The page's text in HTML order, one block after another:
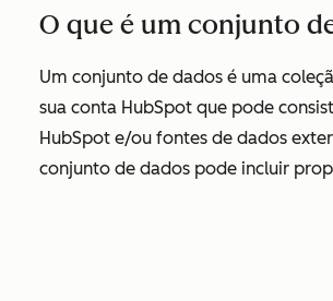
O que é um conjunto
Um conjunto de dados é uma
sua conta HubSpot que pode
HubSpot e/ou fontes de dados
conjunto de dados pode incluir